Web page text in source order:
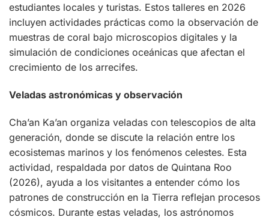
estudiantes locales y turistas. Estos talleres en 2026
incluyen actividades prácticas como la observación de
muestras de coral bajo microscopios digitales y la
simulación de condiciones oceánicas que afectan el
crecimiento de los arrecifes.
Veladas astronómicas y observación
Cha’an Ka’an organiza veladas con telescopios de alta
generación, donde se discute la relación entre los
ecosistemas marinos y los fenómenos celestes. Esta
actividad, respaldada por datos de Quintana Roo
(2026), ayuda a los visitantes a entender cómo los
patrones de construcción en la Tierra reflejan procesos
cósmicos. Durante estas veladas, los astrónomos